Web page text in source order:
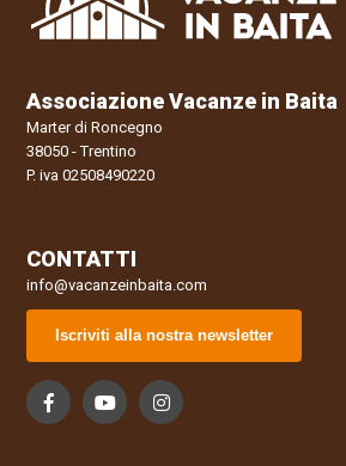
Associazione Vacanze in Baita
Marter di Roncegno
38050 - Trentino
P. iva 02508490220
CONTATTI
info@vacanzeinbaita.com
Iscriviti alla nostra newsletter